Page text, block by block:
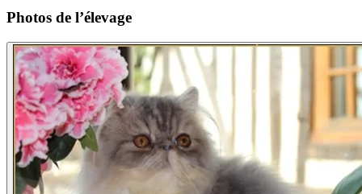
Photos de l’élevage